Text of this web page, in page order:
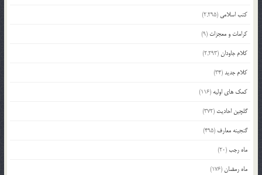
کتب اسلامی (2,295)
کرامات و معجزات (9)
کلام جاودان(2,293)
کلام جدید(34)
کمک های اولیه (116)
گلچین احادیث (372)
گنجینه معارف (495)
ماه رجب(20)
ماه رمضان(176)